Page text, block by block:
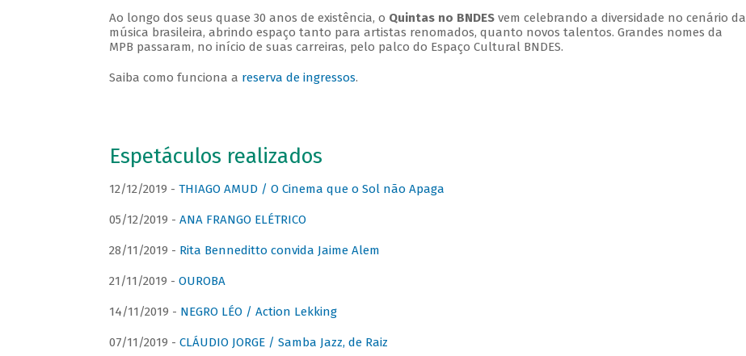
Ao longo dos seus quase 30 anos de existência, o Quintas no BNDESvem celebrando a diversidade no cenário da
música brasileira, abrindo espaço tanto para artistas renomados, quanto novos talentos. Grandes nomes da
MPB passaram, no início de suas carreiras, pelo palco do Espaço Cultural BNDES.
Saiba como funciona a reserva de ingressos.
Espetáculos realizados
12/12/2019 - THIAGO AMUD / O Cinema que o Sol não Apaga
05/12/2019 - ANA FRANGO ELÉTRICO
28/11/2019 - Rita Benneditto convida Jaime Alem
21/11/2019 - OUROBA
14/11/2019 - NEGRO LÉO / Action Lekking
07/11/2019 - CLÁUDIO JORGE / Samba Jazz, de Raiz